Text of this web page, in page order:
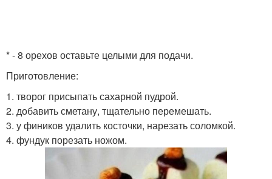
* - 8 орехов оставьте целыми для подачи.
Приготовление:
1. творог присыпать сахарной пудрой.
2. добавить сметану, тщательно перемешать.
3. у фиников удалить косточки, нарезать соломкой.
4. фундук порезать ножом.